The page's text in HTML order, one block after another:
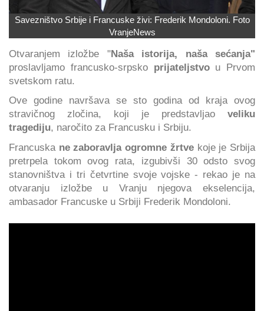
Savezništvo Srbije i Francuske živi: Frederik Mondoloni. Foto
VranjeNews
Otvaranjem izložbe "Naša istorija, naša sećanja"
proslavljamo francusko-srpsko prijateljstvou Prvom
svetskom ratu.
Ove godine navršava se sto godina od kraja ovog
stravičnog zločina, koji je predstavljao veliku
tragediju, naročito za Francusku i Srbiju.
Francuska ne zaboravlja ogromne žrtve koje je Srbija
pretrpela tokom ovog rata, izgubivši 30 odsto svog
stanovništva i tri četvrtine svoje vojske - rekao je na
otvaranju izložbe u Vranju njegova ekselencija,
ambasador Francuske u Srbiji Frederik Mondoloni.